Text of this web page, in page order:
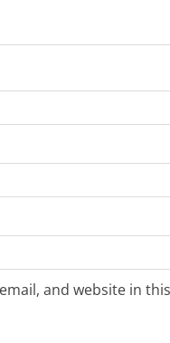
and website in